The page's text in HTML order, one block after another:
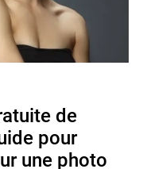
de
pour
une photo